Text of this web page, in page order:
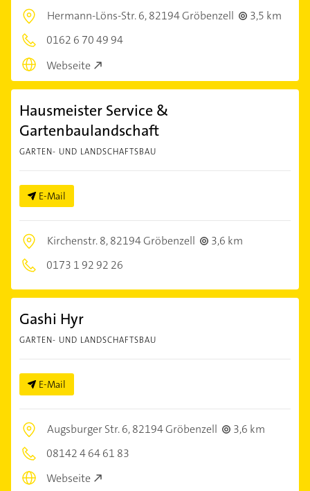
Hermann-Löns-Str. 6,82194 Gröbenzell
3,5 km
0162 6 70 49 94
Webseite
Hausmeister Service &
Gartenbaulandschaft
GARTEN- UND LANDSCHAFTSBAU
E-Mail
Kirchenstr. 8,82194 Gröbenzell
3,6 km
0173 1 92 92 26
Gashi Hyr
GARTEN- UND LANDSCHAFTSBAU
E-Mail
Augsburger Str. 6,82194 Gröbenzell
3,6 km
08142 4 64 61 83
Webseite